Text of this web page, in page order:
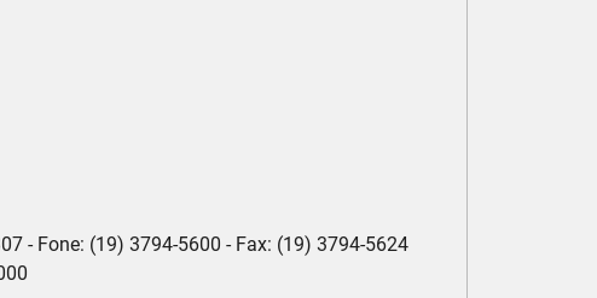
- Fone: (19) 3794-5600 - Fax: (19) 3794-5624